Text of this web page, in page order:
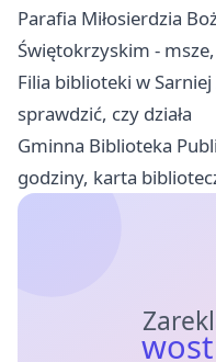
Parafia Miłosierdzia
Świętokrzyskim -
Filia biblioteki w
sprawdzić, czy działa
Gminna Biblioteka
godziny, karta